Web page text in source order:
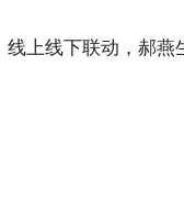
线上线下联动，郝燕